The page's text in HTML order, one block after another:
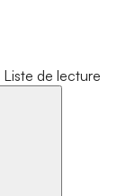
Liste de lecture